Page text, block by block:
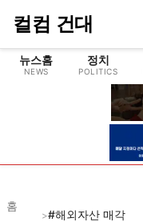
컬컴 건대
뉴스홈
NEWS
정치
POLITICS
홈
>#해외자산 매각